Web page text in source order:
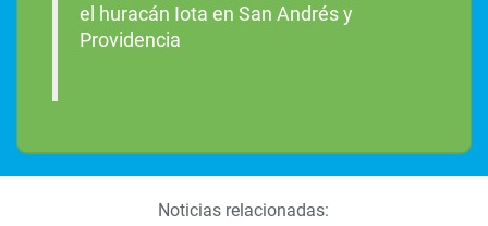
el huracán Iota en San Andrés y
Providencia
Noticias relacionadas: